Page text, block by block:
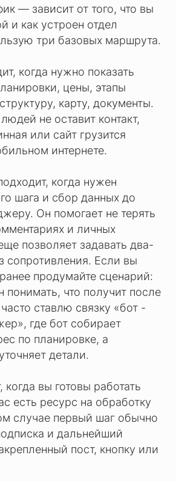
— зависит от того, что вы
и как устроен отдел
три базовых маршрута.
когда нужно показать
цены, этапы
карту, документы.
не оставит контакт,
или сайт грузится
интернете.
когда нужен
шага и сбор данных до
Он помогает не терять
и личных
позволяет задавать два-
сопротивления. Если вы
продумайте сценарий:
понимать, что получит после
ставлю связку «бот -
где бот собирает
по планировке, а
детали.
когда вы готовы работать
есть ресурс на обработку
случае первый шаг обычно
и дальнейший
пост, кнопку или